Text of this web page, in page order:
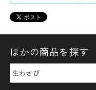
ほかの商品を探す